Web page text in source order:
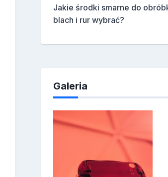
Jakie środki smarne do
blach i rur wybrać?
Galeria